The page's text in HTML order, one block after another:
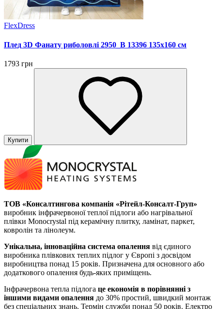
FlexDress
Плед 3D Фанату риболовлі 2950_B 13396 135х160 см
1793 грн
Купити
ТОВ «Консалтингова компанія «Рітейл-Консалт-Груп»
виробник інфрачервоної теплої підлоги або нагрівальної
плівки Monocrystal під керамічну плитку, ламінат, паркет,
ковролін та лінолеум.
Унікальна, інноваційна система опалення від єдиного
виробника плівкових теплих підлог у Європі з досвідом
виробництва понад 15 років. Призначена для основного або
додаткового опалення будь-яких приміщень.
Інфрачервона тепла підлога це економія в порівнянні з
іншими видами опалення до 30% простий, швидкий монтаж
без спеціальних знань. Термін служби понад 50 років. Електро